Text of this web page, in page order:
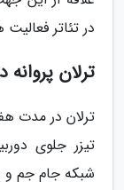
در تئاتر
ترلان
تیزر جلوی
شبکه جام جم